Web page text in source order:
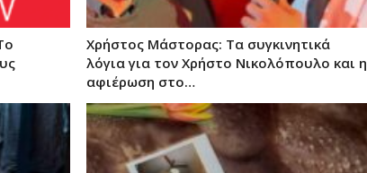
Χρήστος Μάστορας: Τα συγκινητικά
λόγια για τον Χρήστο Νικολόπουλο και η
αφιέρωση στο…